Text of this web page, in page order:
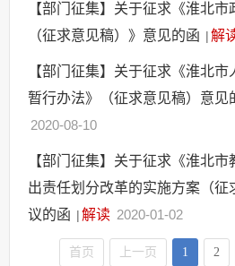
【部门征集】关于征求《淮北
（征求意见稿）》意见的函 |解
【部门征集】关于征求《淮北
暂行办法》（征求意见稿）意见
2020-08-10
【部门征集】关于征求《淮北
出责任划分改革的实施方案（征
议的函 |解读 2020-01-02
首页 上一页 1 2